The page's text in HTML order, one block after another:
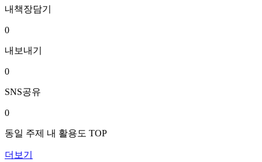
내책장담기
0
내보내기
0
SNS공유
0
동일 주제 내 활용도 TOP
더보기